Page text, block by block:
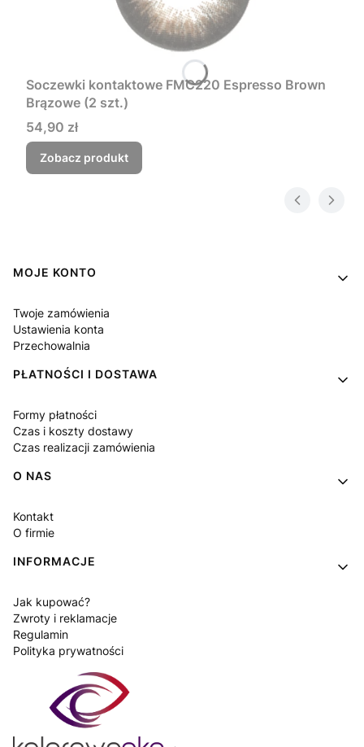
Soczewki kontaktowe FMC220 Espresso Brown
Brązowe (2 szt.)
Cena
54,90 zł
Zobacz produkt
Linki w stopce
MOJE KONTO
Twoje zamówienia
Ustawienia konta
Przechowalnia
PŁATNOŚCI I DOSTAWA
Formy płatności
Czas i koszty dostawy
Czas realizacji zamówienia
O NAS
Kontakt
O firmie
INFORMACJE
Jak kupować?
Zwroty i reklamacje
Regulamin
Polityka prywatności